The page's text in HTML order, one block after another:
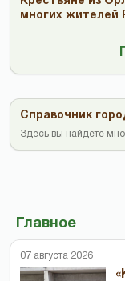
многих жителей
Справочник
Здесь вы найдете
Главное
07 августа 2026